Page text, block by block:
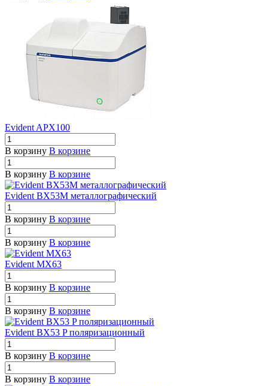
Evident APX100
В корзину В корзине
В корзину В корзине
Evident BX53M металлографический
В корзину В корзине
В корзину В корзине
Evident MX63
В корзину В корзине
В корзину В корзине
Evident BX53 P поляризационный
В корзину В корзине
В корзину В корзине